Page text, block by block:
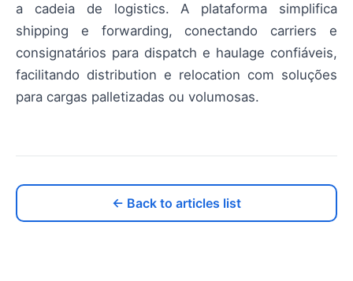
a cadeia de logistics. A plataforma simplifica
shipping e forwarding, conectando carriers e
consignatários para dispatch e haulage confiáveis,
facilitando distribution e relocation com soluções
para cargas palletizadas ou volumosas.
← Back to articles list